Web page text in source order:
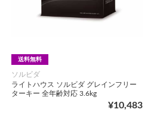
送料無料
ソルビダ
ライトハウス ソルビダ グレインフリー
ターキー 全年齢対応 3.6kg
¥10,483